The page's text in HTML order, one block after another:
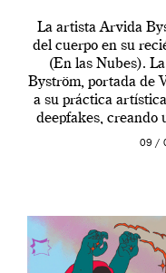
La artista Arvida
del cuerpo en su
(En las Nubes).
Byström, portada de
a su práctica
deepfakes, creando
09 /